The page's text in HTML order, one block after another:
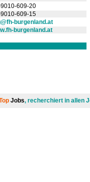
609-20
609-15
burgenland.at
burgenland.at
Jobs, recherchiert in allen